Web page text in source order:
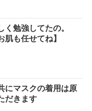
く勉強してたの。
肌も任せてね】
にマスクの着用は原
だきます